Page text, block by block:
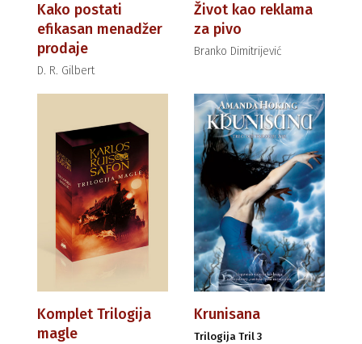
Kako postati
efikasan menadžer
prodaje
D. R. Gilbert
Život kao reklama
za pivo
Branko Dimitrijević
Komplet Trilogija
magle
Krunisana
Trilogija Tril 3